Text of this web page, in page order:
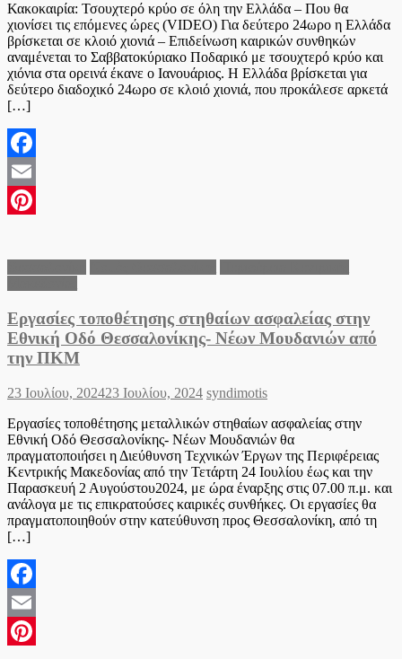
Κακοκαιρία: Τσουχτερό κρύο σε όλη την Ελλάδα – Που θα
χιονίσει τις επόμενες ώρες (VIDEO) Για δεύτερο 24ωρο η Ελλάδα
βρίσκεται σε κλοιό χιονιά – Επιδείνωση καιρικών συνθηκών
αναμένεται το Σαββατοκύριακο Ποδαρικό με τσουχτερό κρύο και
χιόνια στα ορεινά έκανε ο Ιανουάριος. Η Ελλάδα βρίσκεται για
δεύτερο διαδοχικό 24ωρο σε κλοιό χιονιά, που προκάλεσε αρκετά
[…]
Facebook
Email
Εργασίες τοποθέτησης στηθαίων ασφαλείας στην
Εθνική Οδό Θεσσαλονίκης- Νέων Μουδανιών από
την ΠΚΜ
Posted
23 Ιουλίου, 202423 Ιουλίου, 2024 Author
syndimotis
Εργασίες τοποθέτησης μεταλλικών στηθαίων ασφαλείας στην
Εθνική Οδό Θεσσαλονίκης- Νέων Μουδανιών θα
πραγματοποιήσει η Διεύθυνση Τεχνικών Έργων της Περιφέρειας
Κεντρικής Μακεδονίας από την Τετάρτη 24 Ιουλίου έως και την
Παρασκευή 2 Αυγούστου2024, με ώρα έναρξης στις 07.00 π.μ. και
ανάλογα με τις επικρατούσες καιρικές συνθήκες. Οι εργασίες θα
πραγματοποιηθούν στην κατεύθυνση προς Θεσσαλονίκη, από τη
[…]
Facebook
Email